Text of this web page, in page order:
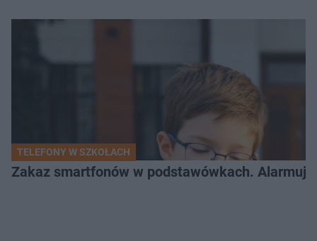
TELEFONY W SZKOŁACH
Zakaz smartfonów w podstawówkach.